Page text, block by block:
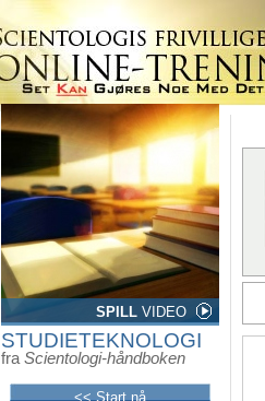
SPILL VIDEO
STUDIETEKNOLOGI
fra Scientologi-håndboken
<< Start nå